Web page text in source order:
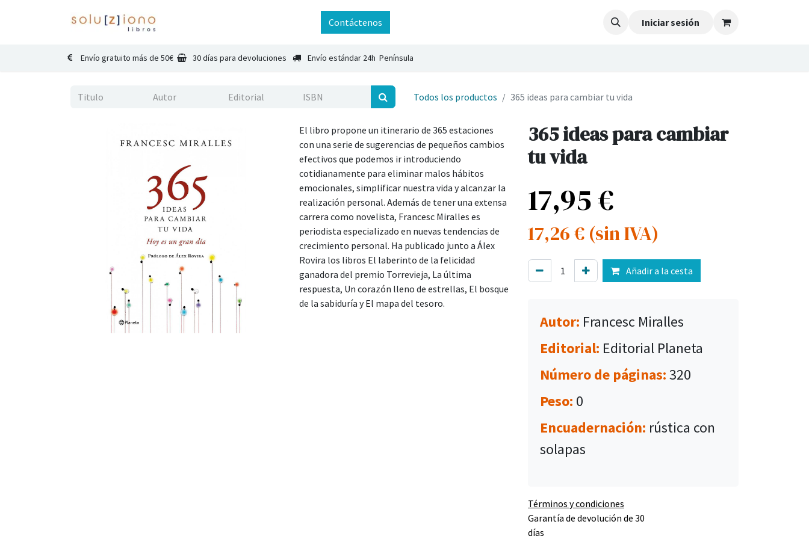
Contáctenos Iniciar sesión
Envío gratuito más de 50€ 30 días para devoluciones Envío estándar 24h Península
Todos los productos 365 ideas para cambiar tu vida
El libro propone un itinerario de 365 estaciones
con una serie de sugerencias de pequeños cambios
efectivos que podemos ir introduciendo
cotidianamente para eliminar malos hábitos
emocionales, simplificar nuestra vida y alcanzar la
realización personal. Además de tener una extensa
carrera como novelista, Francesc Miralles es
periodista especializado en nuevas tendencias de
crecimiento personal. Ha publicado junto a Álex
Rovira los libros El laberinto de la felicidad
ganadora del premio Torrevieja, La última
respuesta, Un corazón lleno de estrellas, El bosque
de la sabiduría y El mapa del tesoro.
365 ideas para cambiar
tu vida
17,95€
17,26€ (sin IVA)
Añadir a la cesta
Autor: Francesc Miralles
Editorial: Editorial Planeta
Número de páginas:320
Peso: 0
Encuadernación: rústica con
solapas
Términos y condiciones
Garantía de devolución de 30
días